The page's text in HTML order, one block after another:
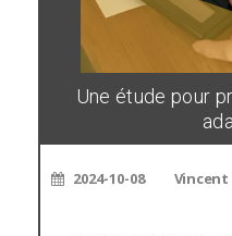
Une étude pour
2024-10-08 Vincent